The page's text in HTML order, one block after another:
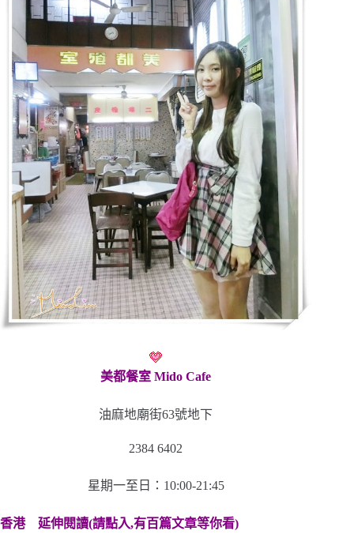
美都餐室 Mido Cafe
油麻地廟街63號地下
2384 6402
星期一至日：10:00-21:45
香港 延伸閱讀(請點入,有百篇文章等你看)